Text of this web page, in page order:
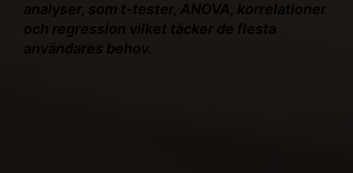
analyser, som t-tester, ANOVA, korrelationer
och regression vilket täcker de flesta
användares behov.